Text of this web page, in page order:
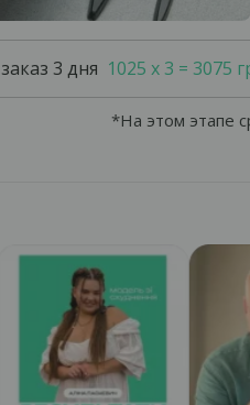
3 дня 1025 x 3 = 3075
*На этом этапе